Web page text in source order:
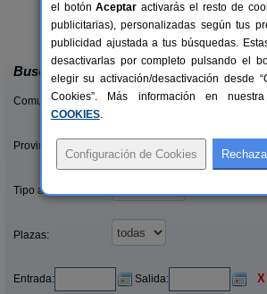
Casa Rural Cuenta La Leyenda
Bulbuente (Zaragoza)
Buscar
Comunidades:
Provincias/Islas:
Tipo alquiler:
Plazas:
Entrada: Salida: X
el botónAceptar activarás el resto de
publicitarias), personalizadas según tus
publicidad ajustada a tus búsquedas.
desactivarlas por completo pulsando el
elegir su activación/desactivación desde
Cookies”. Más información en
COOKIES.